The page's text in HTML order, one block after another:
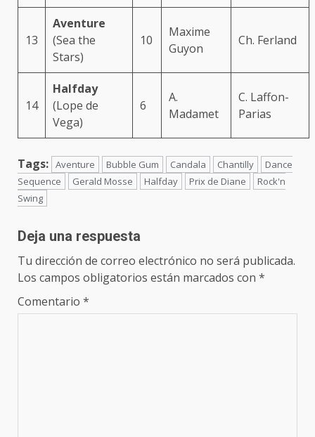
13
Aventure
(Sea the
Stars)
10
Maxime
Guyon
Ch. Ferland
14
Halfday
(Lope de
Vega)
6
A.
Madamet
C. Laffon-
Parias
Tags: Aventure Bubble Gum Candala Chantilly
Dance
Sequence
Gerald Mosse Halfday Prix de Diane
Rock'n
Swing
Deja una respuesta
Tu dirección de correo electrónico no será publicada.
Los campos obligatorios están marcados con *
Comentario *